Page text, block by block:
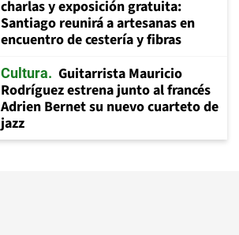
charlas y exposición gratuita:
Santiago reunirá a artesanas en
encuentro de cestería y fibras
Cultura
Guitarrista Mauricio
Rodríguez estrena junto al francés
Adrien Bernet su nuevo cuarteto de
jazz